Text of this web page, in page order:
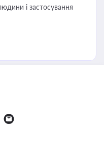
і застосування